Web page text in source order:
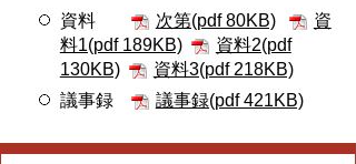
資料
次第(pdf 80KB)
資
料1(pdf 189KB)
資料2(pdf
130KB)
資料3(pdf 218KB)
議事録
議事録(pdf 421KB)